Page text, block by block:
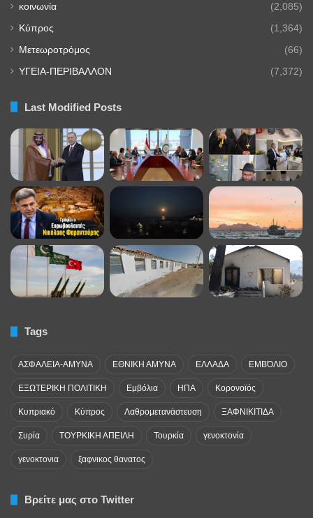
κοινωνία (2,085)
Κύπρος (1,364)
Μετεωροτρόμος (66)
ΥΓΕΙΑ-ΠΕΡΙΒΑΛΛΟΝ (7,372)
Last Modified Posts
Tags
ΑΣΦΑΛΕΙΑ-ΑΜΥΝΑ ΕΘΝΙΚΗ ΑΜΥΝΑ ΕΛΛΑΔΑ ΕΜΒΌΛΙΟ
ΕΞΩΤΕΡΙΚΗ ΠΟΛΙΤΙΚΗ Εμβόλια ΗΠΑ Κορονοϊός
Κυπριακό Κύπρος Λαθρομετανάστευση ΞΑΦΝΙΚΙΤΙΔΑ
Συρία ΤΟΥΡΚΙΚΗ ΑΠΕΙΛΗ Τουρκία γενοκτονία
γενοκτονια ξαφνικος θανατος
Βρείτε μας στο Twitter